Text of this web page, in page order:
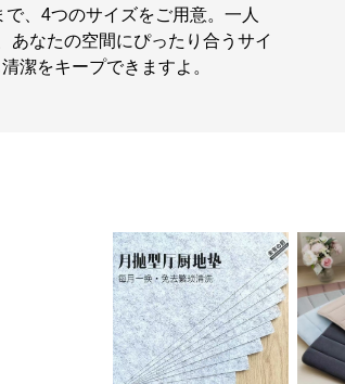
、4つのサイズをご用意。一人
あなたの空間にぴったり合うサイ
潔をキープできますよ。